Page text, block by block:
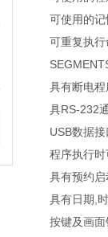
可使用的记
可重复执行
具有断电程
具RS-232
USB数据接
程序执行时
具有预约启
具有日期,
按键及画